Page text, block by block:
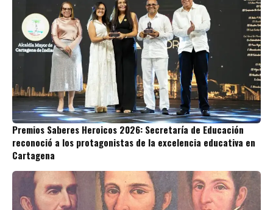
Premios Saberes Heroicos 2026: Secretaría de Educación
reconoció a los protagonistas de la excelencia educativa en
Cartagena